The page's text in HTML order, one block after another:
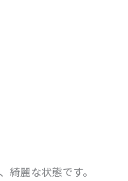
綺麗な状態です。